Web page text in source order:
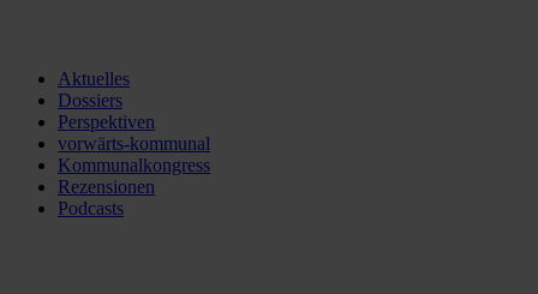
Aktuelles
Dossiers
Perspektiven
vorwärts-kommunal
Kommunalkongress
Rezensionen
Podcasts